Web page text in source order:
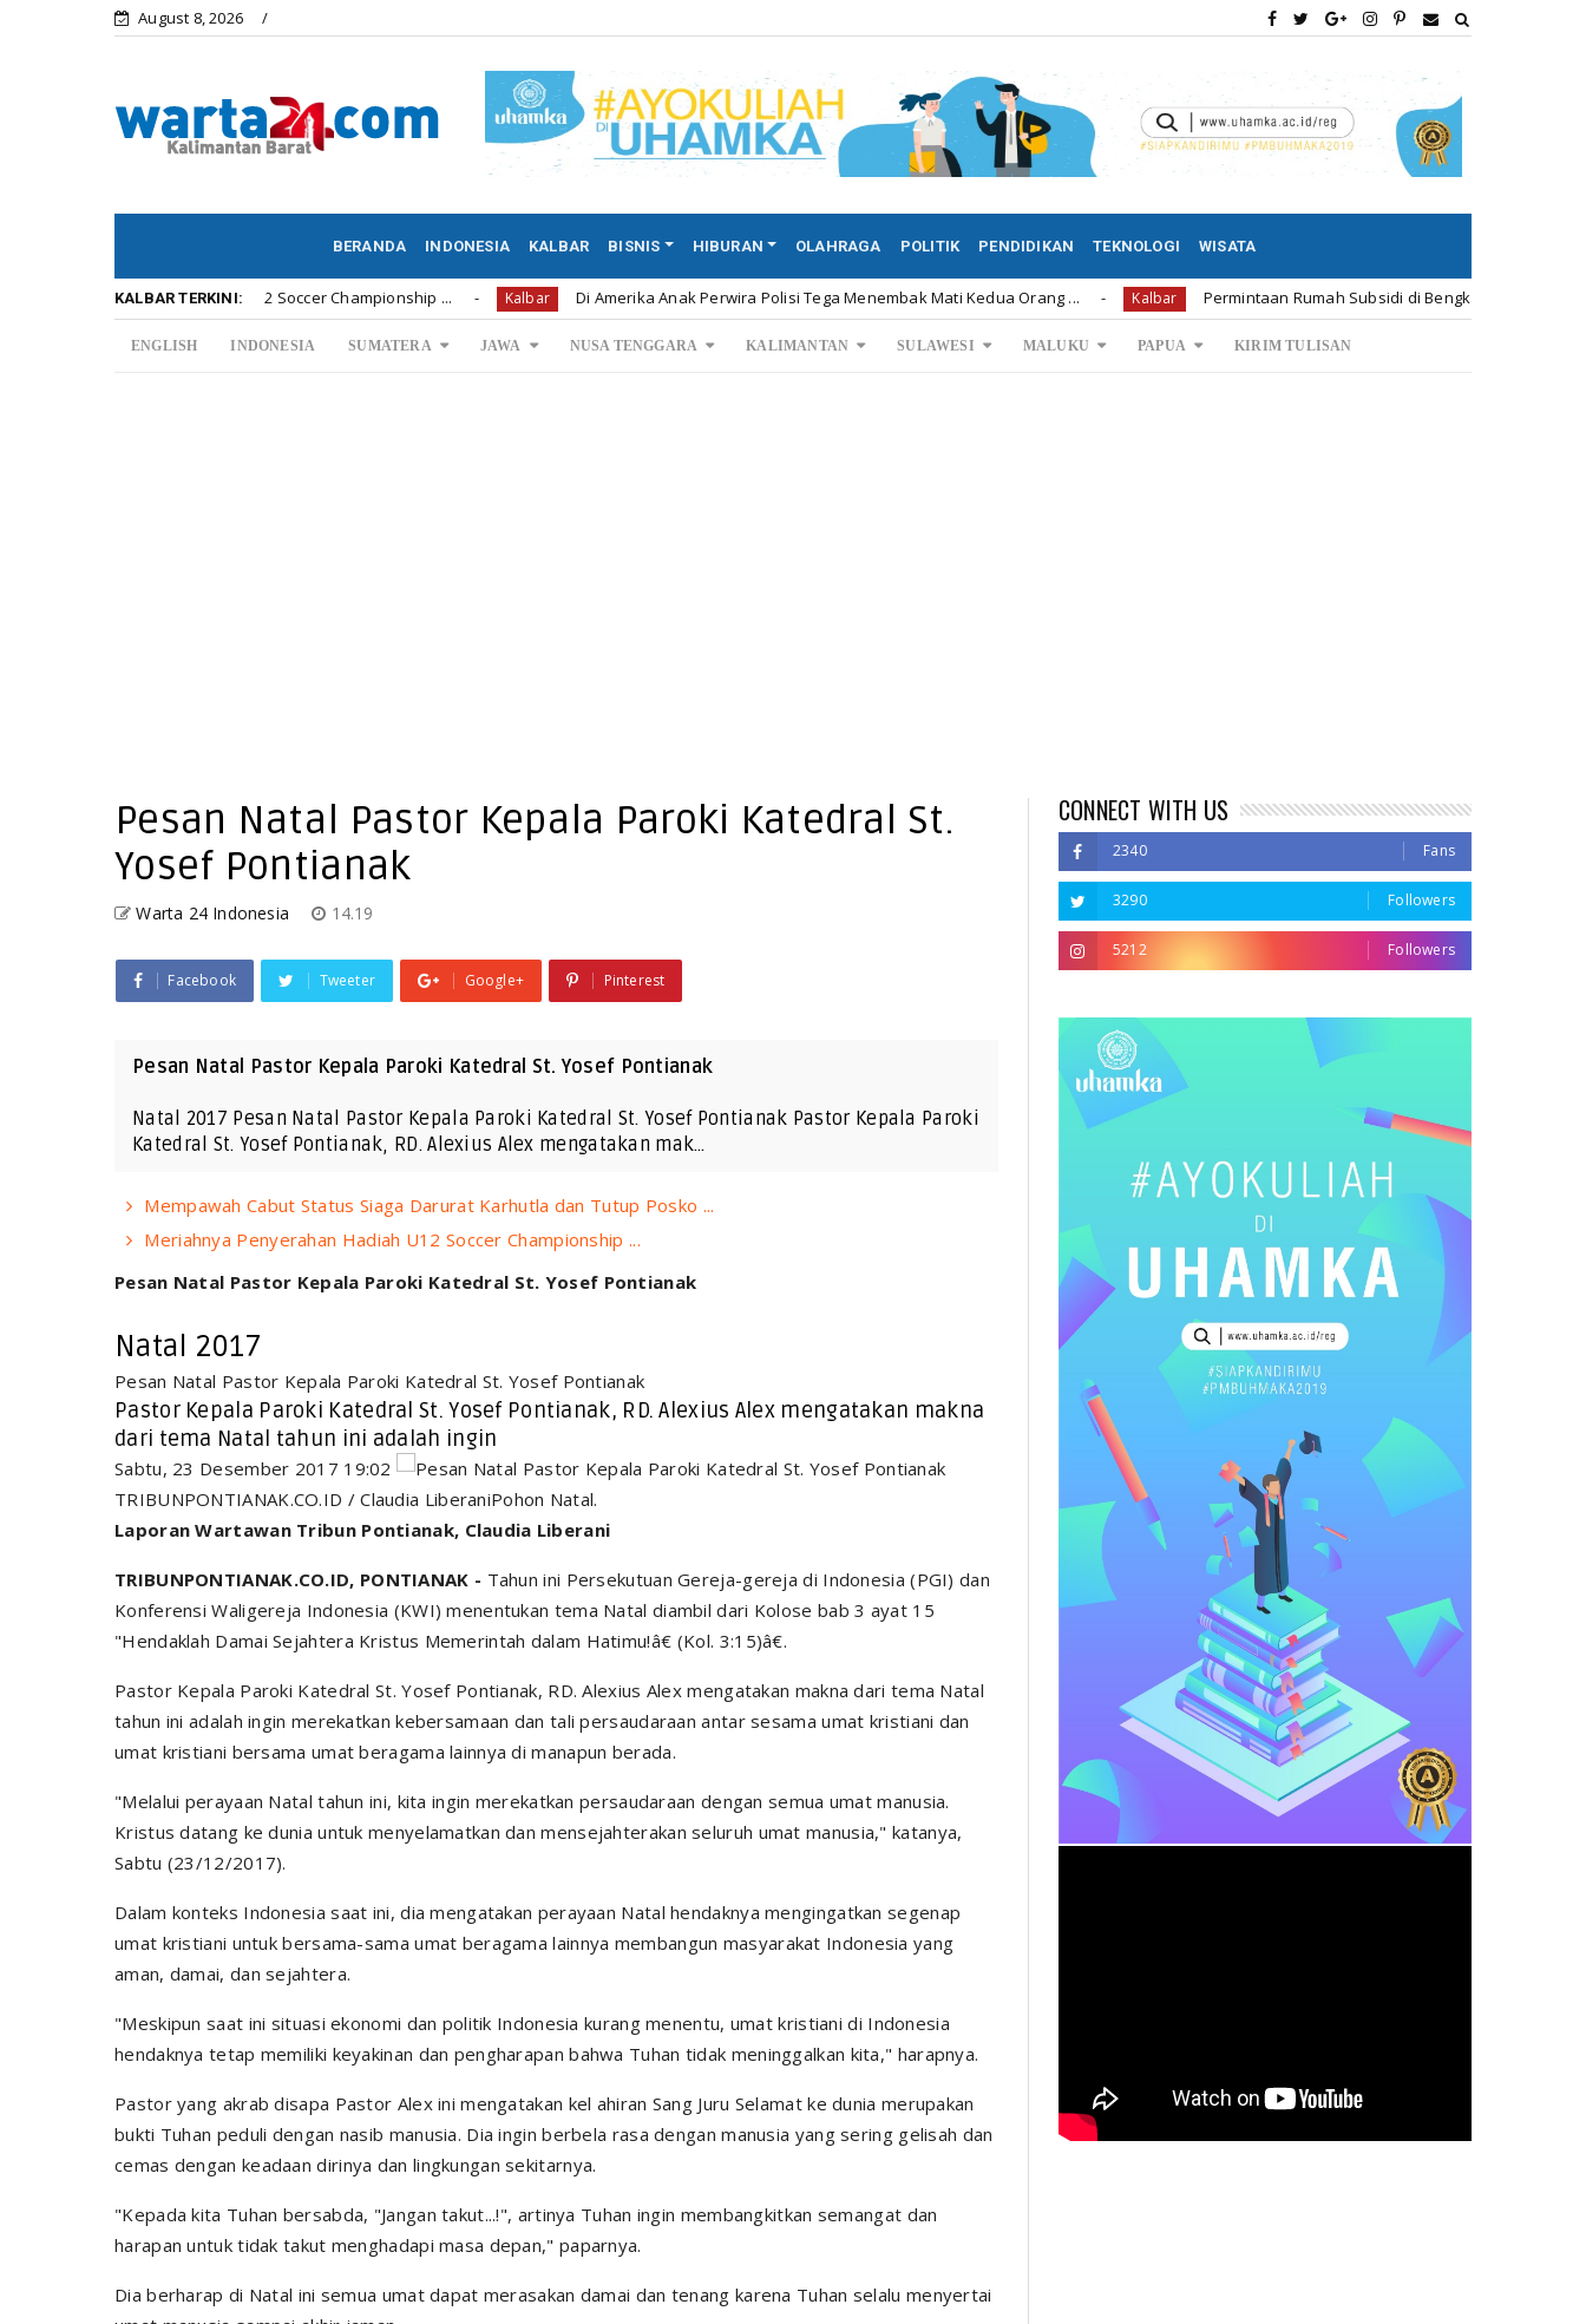
August 8, 2026
BERANDA INDONESIA KALBAR BISNIS HIBURAN OLAHRAGA POLITIK PENDIDIKAN TEKNOLOGI WISATA
KALBAR TERKINI:
Penyerahan Hadiah U12 Soccer Championship ... Kalbar Di Amerika Anak Perwira Polisi Tega Menembak Mati Kedua Orang ... Kalbar Permintaan Rumah Subsidi di Bengkayang 1.239 Unit
ENGLISH INDONESIA SUMATERA JAWA NUSA TENGGARA KALIMANTAN SULAWESI MALUKU PAPUA KIRIM TULISAN
Pesan Natal Pastor Kepala Paroki Katedral St.
Yosef Pontianak
Warta 24 Indonesia 14.19
Facebook Tweeter Google+ Pinterest
Pesan Natal Pastor Kepala Paroki Katedral St. Yosef Pontianak
Natal 2017 Pesan Natal Pastor Kepala Paroki Katedral St. Yosef Pontianak Pastor Kepala Paroki
Katedral St. Yosef Pontianak, RD. Alexius Alex mengatakan mak…
Mempawah Cabut Status Siaga Darurat Karhutla dan Tutup Posko ...
Meriahnya Penyerahan Hadiah U12 Soccer Championship ...
Pesan Natal Pastor Kepala Paroki Katedral St. Yosef Pontianak
Natal 2017
Pesan Natal Pastor Kepala Paroki Katedral St. Yosef Pontianak
Pastor Kepala Paroki Katedral St. Yosef Pontianak, RD. Alexius Alex mengatakan makna
dari tema Natal tahun ini adalah ingin
Sabtu, 23 Desember 2017 19:02
TRIBUNPONTIANAK.CO.ID / Claudia LiberaniPohon Natal.
Laporan Wartawan Tribun Pontianak, Claudia Liberani
TRIBUNPONTIANAK.CO.ID, PONTIANAK - Tahun ini Persekutuan Gereja-gereja di Indonesia (PGI) dan
Konferensi Waligereja Indonesia (KWI) menentukan tema Natal diambil dari Kolose bab 3 ayat 15
"Hendaklah Damai Sejahtera Kristus Memerintah dalam Hatimu!â€ (Kol. 3:15)â€.
Pastor Kepala Paroki Katedral St. Yosef Pontianak, RD. Alexius Alex mengatakan makna dari tema Natal
tahun ini adalah ingin merekatkan kebersamaan dan tali persaudaraan antar sesama umat kristiani dan
umat kristiani bersama umat beragama lainnya di manapun berada.
"Melalui perayaan Natal tahun ini, kita ingin merekatkan persaudaraan dengan semua umat manusia.
Kristus datang ke dunia untuk menyelamatkan dan mensejahterakan seluruh umat manusia," katanya,
Sabtu (23/12/2017).
Dalam konteks Indonesia saat ini, dia mengatakan perayaan Natal hendaknya mengingatkan segenap
umat kristiani untuk bersama-sama umat beragama lainnya membangun masyarakat Indonesia yang
aman, damai, dan sejahtera.
"Meskipun saat ini situasi ekonomi dan politik Indonesia kurang menentu, umat kristiani di Indonesia
hendaknya tetap memiliki keyakinan dan pengharapan bahwa Tuhan tidak meninggalkan kita," harapnya.
Pastor yang akrab disapa Pastor Alex ini mengatakan kel ahiran Sang Juru Selamat ke dunia merupakan
bukti Tuhan peduli dengan nasib manusia. Dia ingin berbela rasa dengan manusia yang sering gelisah dan
cemas dengan keadaan dirinya dan lingkungan sekitarnya.
"Kepada kita Tuhan bersabda, "Jangan takut...!", artinya Tuhan ingin membangkitkan semangat dan
harapan untuk tidak takut menghadapi masa depan," paparnya.
Dia berharap di Natal ini semua umat dapat merasakan damai dan tenang karena Tuhan selalu menyertai
CONNECT WITH US
2340 Fans
3290 Followers
5212 Followers